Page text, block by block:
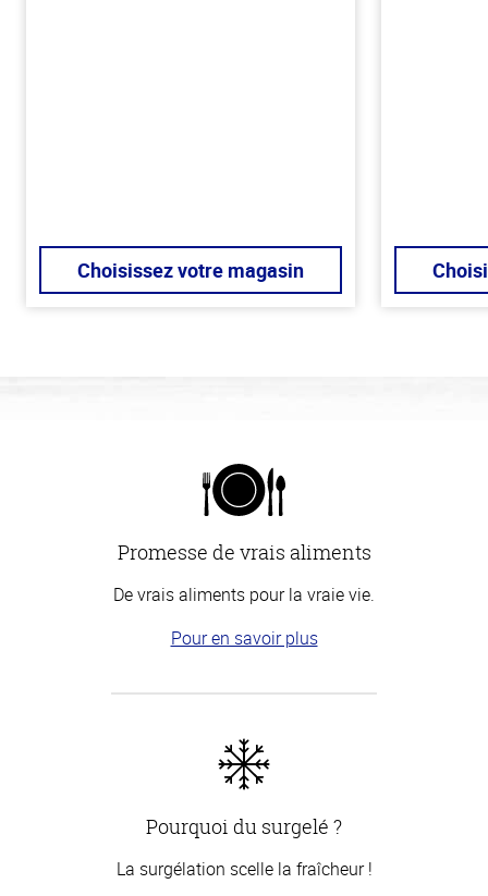
Choisissez votre magasin
Promesse de vrais aliments
De vrais aliments pour la vraie vie.
Pour en savoir plus
Pourquoi du surgelé ?
La surgélation scelle la fraîcheur !